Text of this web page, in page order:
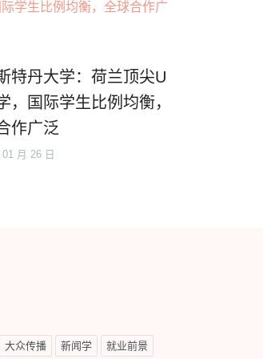
特丹大学：荷兰顶尖U
，国际学生比例均衡，
作广泛
月 26 日
大众传播 新闻学 就业前景